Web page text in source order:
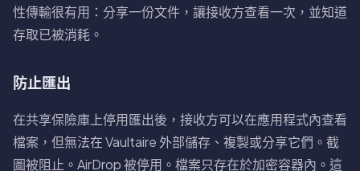
性傳輸很有用：分享一份文件，讓接收方查看一次，並知道
存取已被消耗。
防止匯出
在共享保險庫上停用匯出後，接收方可以在應用程式內查看
檔案，但無法在 Vaultaire 外部儲存、複製或分享它們。截
圖被阻止。AirDrop 被停用。檔案只存在於加密容器內。這